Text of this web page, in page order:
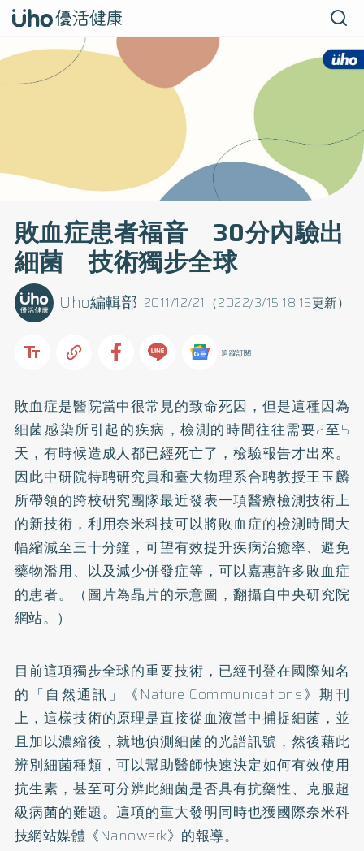
敗血症患者福音 30分內驗出
細菌 技術獨步全球
2011/12/21（2022/3/15 18:15更新）
Uho編輯部
追蹤訂閱
敗血症是醫院當中很常見的致命死因，但是這種因為
細菌感染所引起的疾病，檢測的時間往往需要2至5
天，有時候造成人都已經死亡了，檢驗報告才出來。
因此中研院特聘研究員和臺大物理系合聘教授王玉麟
所帶領的跨校研究團隊最近發表一項醫療檢測技術上
的新技術，利用奈米科技可以將敗血症的檢測時間大
幅縮減至三十分鐘，可望有效提升疾病治癒率、避免
藥物濫用、以及減少併發症等，可以嘉惠許多敗血症
的患者。（圖片為晶片的示意圖，翻攝自中央研究院
網站。）
目前這項獨步全球的重要技術，已經刊登在國際知名
的「自然通訊」《Nature Communications》期刊
上，這樣技術的原理是直接從血液當中捕捉細菌，並
且加以濃縮後，就地偵測細菌的光譜訊號，然後藉此
辨別細菌種類，可以幫助醫師快速決定如何有效使用
抗生素，甚至可分辨此細菌是否具有抗藥性、克服超
級病菌的難題。這項的重大發明同時也獲國際奈米科
技網站媒體《Nanowerk》的報導。